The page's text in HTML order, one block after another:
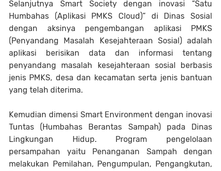
Selanjutnya Smart Society dengan inovasi “Satu
Humbahas (Aplikasi PMKS Cloud)” di Dinas Sosial
dengan aksinya pengembangan aplikasi PMKS
(Penyandang Masalah Kesejahteraan Sosial) adalah
aplikasi berisikan data dan informasi tentang
penyandang masalah kesejahteraan sosial berbasis
jenis PMKS, desa dan kecamatan serta jenis bantuan
yang telah diterima.
Kemudian dimensi Smart Environment dengan inovasi
Tuntas (Humbahas Berantas Sampah) pada Dinas
Lingkungan Hidup. Program pengelolaan
persampahan yaitu Penanganan Sampah dengan
melakukan Pemilahan, Pengumpulan, Pengangkutan,